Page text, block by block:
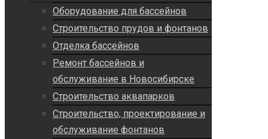
Оборудование для бассейнов
Строительство прудов и фонтанов
Отделка бассейнов
Ремонт бассейнов и
обслуживание в Новосибирске
Строительство аквапарков
Строительство, проектирование и
обслуживание фонтанов